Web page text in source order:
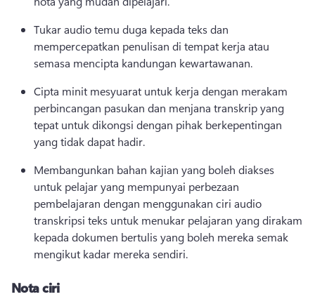
Tukar audio temu duga kepada teks dan
mempercepatkan penulisan di tempat kerja atau
semasa mencipta kandungan kewartawanan.
Cipta minit mesyuarat untuk kerja dengan merakam
perbincangan pasukan dan menjana transkrip yang
tepat untuk dikongsi dengan pihak berkepentingan
yang tidak dapat hadir.
Membangunkan bahan kajian yang boleh diakses
untuk pelajar yang mempunyai perbezaan
pembelajaran dengan menggunakan ciri audio
transkripsi teks untuk menukar pelajaran yang dirakam
kepada dokumen bertulis yang boleh mereka semak
mengikut kadar mereka sendiri.
Nota ciri